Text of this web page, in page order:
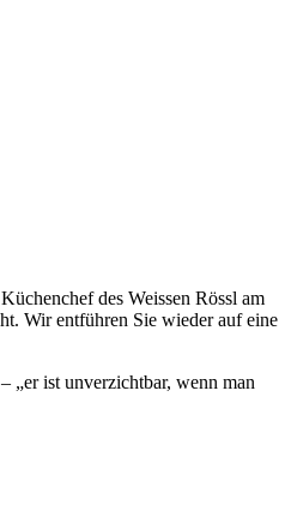
des Weissen Rössl am
Wir entführen Sie wieder auf eine
„er ist unverzichtbar, wenn man